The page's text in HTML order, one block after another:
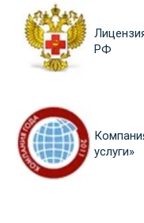
РФ
услуги»